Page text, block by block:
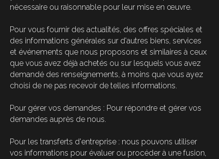
nécessaire ou raisonnable pour leur mise en œuvre.
Pour vous fournir des actualités, des offres spéciales et
des informations générales sur d'autres biens, services
et événements que nous proposons et similaires à ceux
que vous avez déjà achetés ou sur lesquels vous avez
demandé des renseignements, à moins que vous ayez
choisi de ne pas recevoir de telles informations.
Pour gérer vos demandes : Pour répondre et gérer vos
demandes auprès de nous.
Pour les transferts d'entreprise : nous pouvons utiliser
vos informations pour évaluer ou procéder à une fusion,